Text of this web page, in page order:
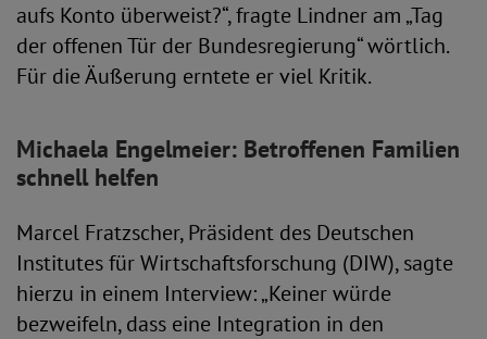
aufs Konto überweist?“, fragte Lindner am „Tag
der offenen Tür der Bundesregierung“ wörtlich.
Für die Äußerung erntete er viel Kritik.
Michaela Engelmeier: Betroffenen Familien
schnell helfen
Marcel Fratzscher, Präsident des Deutschen
Institutes für Wirtschaftsforschung (DIW), sagte
hierzu in einem Interview: „Keiner würde
bezweifeln, dass eine Integration in den